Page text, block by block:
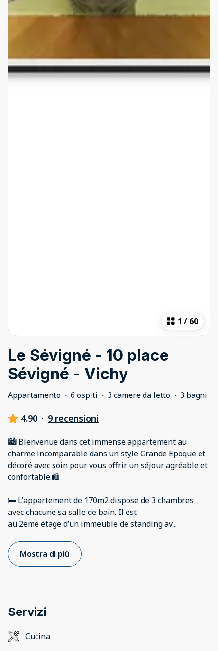
1 / 60
Le Sévigné - 10 place
Sévigné - Vichy
Appartamento · 6 ospiti · 3 camere da letto · 3 bagni
4.90 · 9 recensioni
🏙️ Bienvenue dans cet immense appartement au
charme incomparable dans un style Grande Epoque et
décoré avec soin pour vous offrir un séjour agréable et
confortable.🛍️
🛏️ L'appartement de 170m2 dispose de 3 chambres
avec chacune sa salle de bain. Il est
au 2eme étage d’un immeuble de standing av...
Mostra di più
Servizi
Cucina